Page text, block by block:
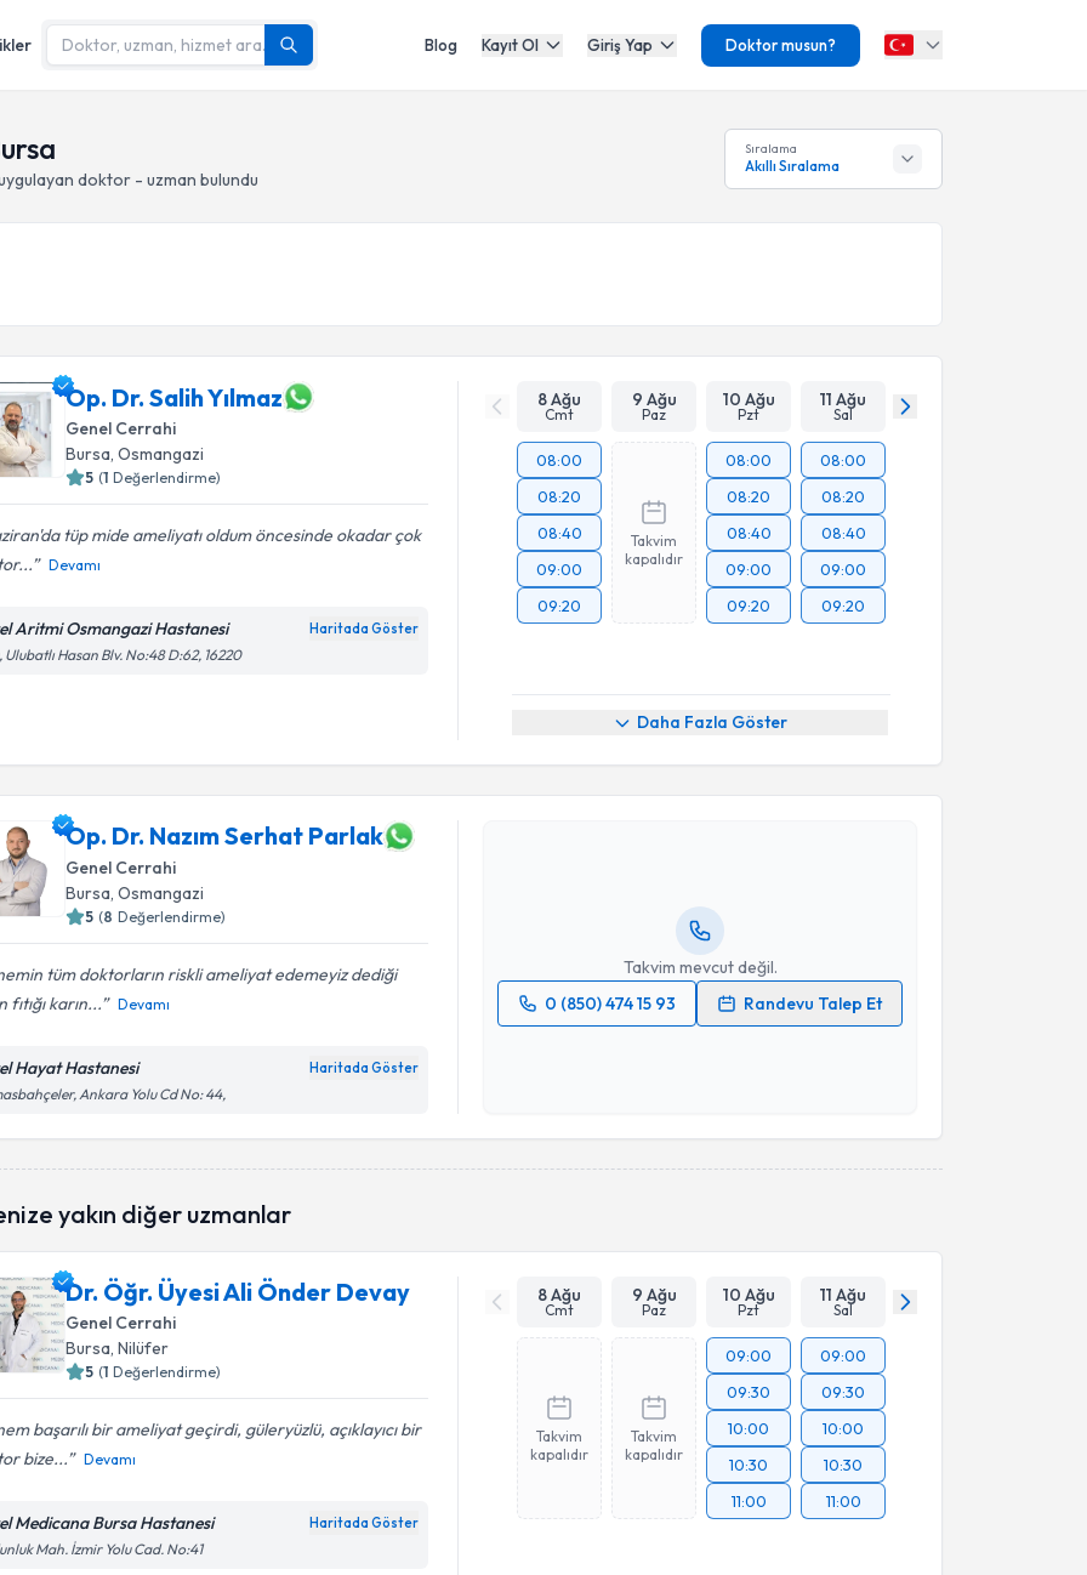
Blog Kayıt Ol Giriş Yap Doktor musun?
doktor - uzman bulundu
Sıralama
Akıllı Sıralama
Op. Dr. Salih Yılmaz
Genel Cerrahi
Bursa, Osmangazi
5 (1 Değerlendirme)
tüp mide ameliyatı oldum öncesinde okadar çok
Devamı
Aritmi Osmangazi Hastanesi Haritada Göster
Ulubatlı Hasan Blv. No:48 D:62, 16220
8 Ağu
Cmt
9 Ağu
Paz
10 Ağu
Pzt
11 Ağu
Sal
08:00
08:20
08:40
09:00
09:20
Takvim
kapalıdır
08:00
08:20
08:40
09:00
09:20
08:00
08:20
08:40
09:00
09:20
Daha Fazla Göster
Op. Dr. Nazım Serhat Parlak
Genel Cerrahi
Bursa , Osmangazi
5 (8 Değerlendirme)
tüm doktorların riskli ameliyat edemeyiz dediği
fıtığı karın...
Devamı
Hayat Hastanesi Haritada Göster
Ankara Yolu Cd No: 44,
Takvim mevcut değil.
0 (850) 474 15 93
Randevu Talep Et
Randevu Takvimi Talebi
Op. Dr. Nazım Serhat Parlak
Takvim Talebini Gönder
yakın diğer uzmanlar
Dr. Öğr. Üyesi Ali Önder Devay
Genel Cerrahi
Bursa , Nilüfer
5 (1 Değerlendirme)
başarılı bir ameliyat geçirdi, güleryüzlü, açıklayıcı bir
bize...
Devamı
Medicana Bursa Hastanesi Haritada Göster
Mah. İzmir Yolu Cad. No:41
8 Ağu
Cmt
9 Ağu
Paz
10 Ağu
Pzt
11 Ağu
Sal
Takvim
kapalıdır
Takvim
kapalıdır
09:00
09:30
10:00
10:30
11:00
09:00
09:30
10:00
10:30
11:00